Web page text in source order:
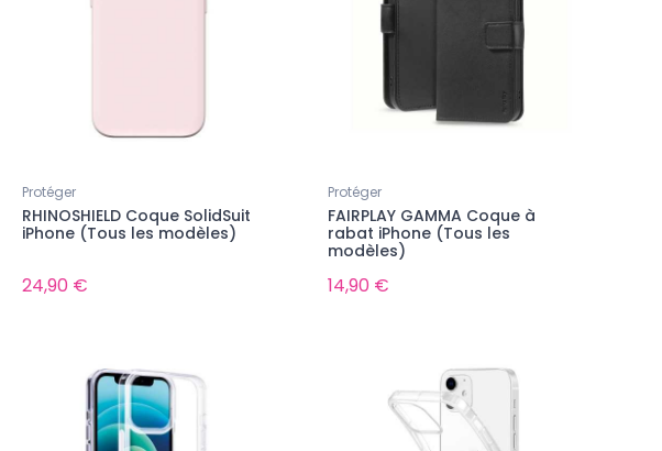
Protéger
RHINOSHIELD Coque SolidSuit
iPhone (Tous les modèles)
24,90 €
Protéger
FAIRPLAY GAMMA Coque à
rabat iPhone (Tous les
modèles)
14,90 €